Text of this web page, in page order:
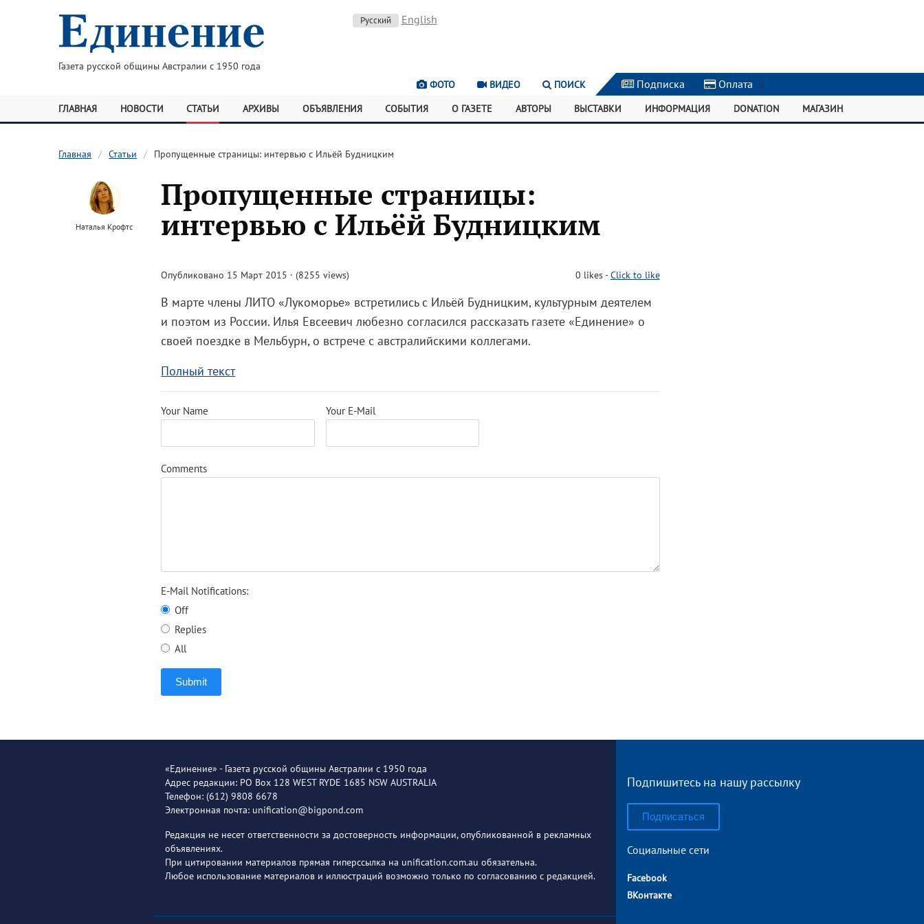
Газета русской общины Австралии с 1950 года
Русский English
ФОТО ВИДЕО ПОИСК Подписка | Оплата |
ГЛАВНАЯ НОВОСТИ СТАТЬИ АРХИВЫ ОБЪЯВЛЕНИЯ СОБЫТИЯ О ГАЗЕТЕ АВТОРЫ ВЫСТАВКИ ИНФОРМАЦИЯ DONATION МАГАЗИН
Главная Статьи Пропущенные страницы: интервью с Ильёй Будницким
Наталья Крофтс
Пропущенные страницы:
интервью с Ильёй Будницким
Опубликовано 15 Март 2015 · (8255 views) 0 likes-Click to like
В марте члены ЛИТО «Лукоморье» встретились с Ильёй Будницким, культурным деятелем
и поэтом из России. Илья Евсеевич любезно согласился рассказать газете «Единение» о
своей поездке в Мельбурн, о встрече с австралийскими коллегами.
Полный текст
Your Name Your E-Mail
Comments
E-Mail Notifications:
Off
Replies
All
Submit
«Единение» - Газета русской общины Австралии с 1950 года
Адрес редакции: PO Box 128 WEST RYDE 1685 NSW AUSTRALIA
Телефон: (612) 9808 6678
Электронная почта: unification@bigpond.com
Редакция не несет ответственности за достоверность информации, опубликованной в рекламных
объявлениях.
При цитировании материалов прямая гиперссылка на unification.com.au обязательна.
Любое использование материалов и иллюстраций возможно только по согласованию с редакцией.
Подпишитесь на нашу рассылку
Подписаться
Социальные сети
Facebook
ВКонтакте